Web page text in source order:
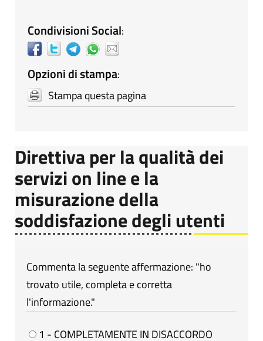
Condivisioni Social:
Opzioni di stampa:
Stampa questa pagina
Direttiva per la qualità dei
servizi on line e la
misurazione della
soddisfazione degli utenti
Commenta la seguente affermazione: "ho
trovato utile, completa e corretta
l'informazione."
1 - COMPLETAMENTE IN DISACCORDO